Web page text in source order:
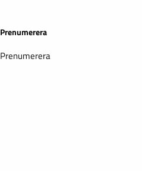
Prenumerera
Prenumerera